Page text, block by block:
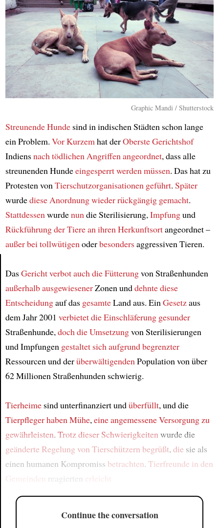
Graphic Mandi / Shutterstock
Streunende Hundesind in indischen Städten schon lange
ein Problem. Vor Kurzem hat derOberste Gerichtshof
Indiensnach tödlichen Angriffen angeordnet, dass alle
streunenden Hundeeingesperrt werden müssen. Das hat zu
Protesten von Tierschutzorganisationen geführt. Später
wurdediese Anordnungwieder rückgängig gemacht.
Stattdessen wurdenun die Sterilisierung, Impfungund
Rückführung der Tierean ihren Herkunftsortangeordnet –
außer bei tollwütigen oderbesondersaggressiven Tieren.
DasGerichtverbot auch die Fütterungvon Straßenhunden
außerhalb ausgewiesenerZonen unddehntediese
Entscheidungauf das gesamteLand aus. Ein Gesetzaus
dem Jahr 2001 verbietet die Einschläferung gesunder
Straßenhunde, doch die Umsetzungvon Sterilisierungen
und Impfungen gestaltet sich aufgrund begrenzter
Ressourcen und derüberwältigenden Population von über
62 Millionen Straßenhunden schwierig.
Tierheimesind unterfinanziert undüberfüllt, und die
Tierpflegerhaben Mühe, eine angemessene Versorgung zu
gewährleisten. Trotz dieser Schwierigkeiten wurde die
geänderte Regelung von Tierschützern begrüßt, diesie als
einen humanen Kompromiss betrachten. Tierfreunde in den
Gemeinden reagierten erleicht
Continue the conversation